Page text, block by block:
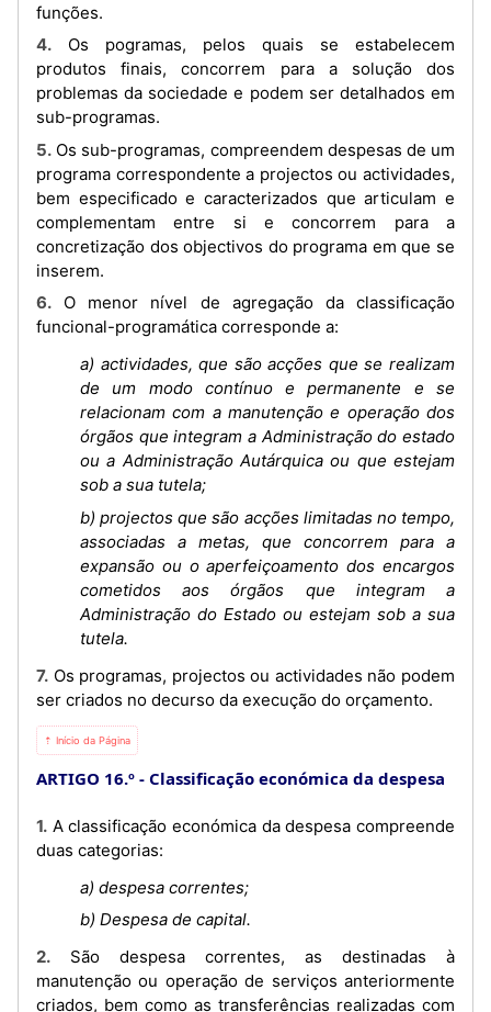
funções.
4. Os pogramas, pelos quais se estabelecem
produtos finais, concorrem para a solução dos
problemas da sociedade e podem ser detalhados em
sub-programas.
5. Os sub-programas, compreendem despesas de um
programa correspondente a projectos ou actividades,
bem especificado e caracterizados que articulam e
complementam entre si e concorrem para a
concretização dos objectivos do programa em que se
inserem.
6. O menor nível de agregação da classificação
funcional-programática corresponde a:
a) actividades, que são acções que se realizam
de um modo contínuo e permanente e se
relacionam com a manutenção e operação dos
órgãos que integram a Administração do estado
ou a Administração Autárquica ou que estejam
sob a sua tutela;
b) projectos que são acções limitadas no tempo,
associadas a metas, que concorrem para a
expansão ou o aperfeiçoamento dos encargos
cometidos aos órgãos que integram a
Administração do Estado ou estejam sob a sua
tutela.
7. Os programas, projectos ou actividades não podem
ser criados no decurso da execução do orçamento.
⇡ Início da Página
ARTIGO 16.º Classificação económica da despesa
1. A classificação económica da despesa compreende
duas categorias:
a) despesa correntes;
b) Despesa de capital.
2. São despesa correntes, as destinadas à
manutenção ou operação de serviços anteriormente
criados, bem como as transferências realizadas com